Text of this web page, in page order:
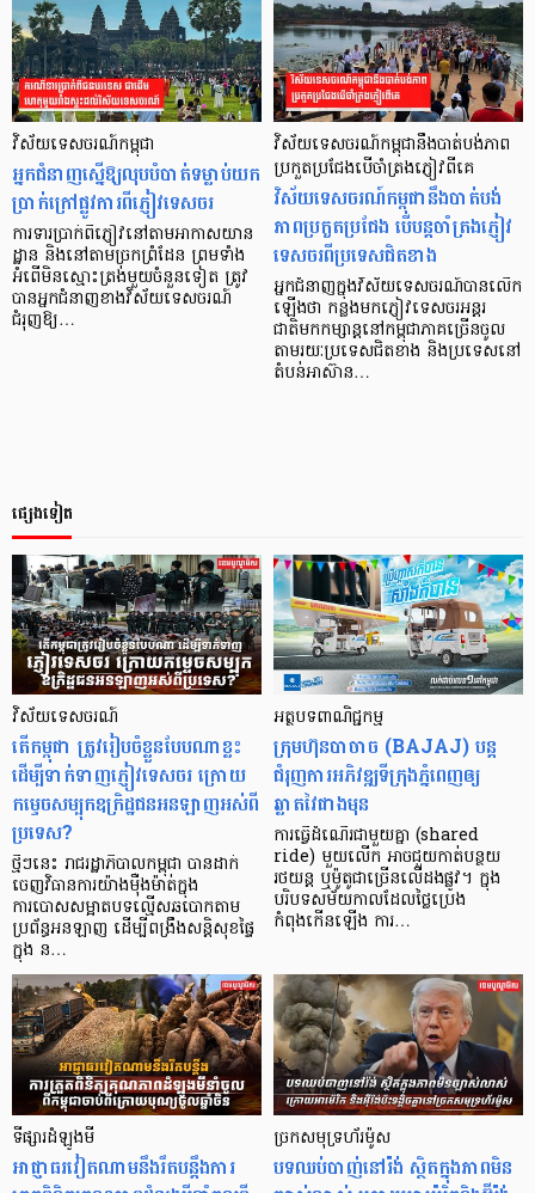
វិស័យទេសចរណ៍កម្ពុជា
អ្នកជំនាញស្នើឱ្យលុបបំបាត់ទម្លាប់យក
ប្រាក់ក្រៅផ្លូវការពីភ្ញៀវទេសចរ
ការទារប្រាក់ពីភ្ញៀវនៅតាមអាកាសយាន
ដ្ឋាន និងនៅតាមច្រកព្រំដែន ព្រមទាំង
អំពើមិនស្មោះត្រង់មួយចំនួនទៀត ត្រូវ
បានអ្នកជំនាញខាងវិស័យទេសចរណ៍
ជំរុញឱ្យ…
វិស័យទេសចរណ៍កម្ពុជានឹងបាត់បង់ភាព
ប្រកួតប្រជែងបើចាំត្រងភ្ញៀវពីគេ
វិស័យទេសចរណ៍កម្ពុជានឹងបាត់បង់
ភាពប្រកួតប្រជែង បើបន្តចាំត្រងភ្ញៀវ
ទេសចរពីប្រទេសជិតខាង
អ្នកជំនាញក្នុងវិស័យទេសចរណ៍បានលើក
ឡើងថា កន្លងមកភ្ញៀវទេសចរអន្តរ
ជាតិមកកម្សាន្តនៅកម្ពុជាភាគច្រើនចូល
តាមរយៈប្រទេសជិតខាង និងប្រទេសនៅ
តំបន់អាស៊ាន…
ផ្សេងទៀត
វិស័យទេសចរណ៍
តើកម្ពុជា ត្រូវរៀបចំខ្លួនបែបណាខ្លះ
ដើម្បីទាក់ទាញភ្ញៀវទេសចរ ក្រោយ
កម្ទេចសម្បុកឧក្រិដ្ឋជនអនឡាញអស់ពី
ប្រទេស?
ថ្មីៗនេះ រាជរដ្ឋាភិបាលកម្ពុជា បានដាក់
ចេញវិធានការយ៉ាងម៉ឺងម៉ាត់ក្នុង
ការបោសសម្អាតបទល្មើសឆបោកតាម
ប្រព័ន្ធអនឡាញ ដើម្បីពង្រឹងសន្តិសុខផ្ទៃ
ក្នុង ន…
អត្ថបទពាណិជ្ជកម្ម
ក្រុមហ៊ុនបាចាច (BAJAJ) បន្ត
ជំរុញការអភិវឌ្ឍទីក្រុងភ្នំពេញឲ្យ
ឆ្លាតវៃជាងមុន
ការធ្វើដំណើរជាមួយគ្នា (shared
ride) មួយលើក អាចជួយកាត់បន្ថយ
រថយន្ត ឬម៉ូតូជាច្រើនលើដងផ្លូវ។ ក្នុង
បរិបទសម័យកាលដែលថ្លៃប្រេង
កំពុងកើនឡើង ការ…
ទីផ្សារដំឡូងមី
អាជ្ញាធរវៀតណាមនឹងរឹតបន្តឹងការ
ច្រកសមុទ្រហ័រម៉ូស
បទឈប់បាញ់នៅរ៉ង់ ស្ថិតក្នុងភាពមិន